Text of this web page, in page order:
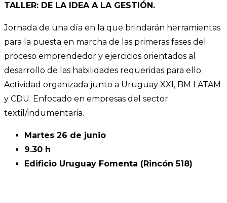
TALLER: DE LA IDEA A LA GESTIÓN.
Jornada de una día en la que brindarán herramientas
para la puesta en marcha de las primeras fases del
proceso emprendedor y ejercicios orientados al
desarrollo de las habilidades requeridas para ello.
Actividad organizada junto a Uruguay XXI, BM LATAM
y CDU. Enfocado en empresas del sector
textil/indumentaria.
Martes 26 de junio
9.30 h
Edificio Uruguay Fomenta (Rincón 518)